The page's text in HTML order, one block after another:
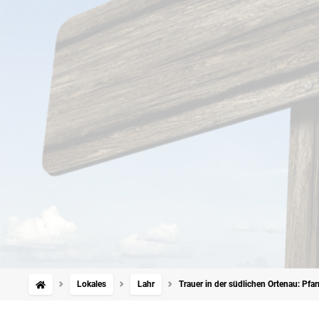
Lokales Lahr Trauer in der südlichen Ortenau: